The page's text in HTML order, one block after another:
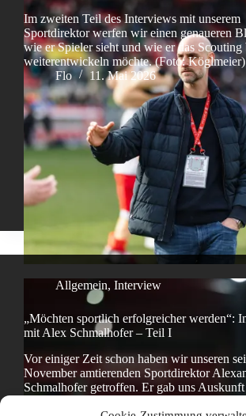
Im zweiten Teil des Interviews mit unserem
Sportdirektor werfen wir einen genaueren
wie er Spieler sieht und wie er das Scouting
weiterentwickeln möchte. (Foto: Köglmeier)
Flo
11. Mai 2026
Allgemein, Interview
„Möchten sportlich erfolgreicher werden“:
mit Alex Schmalhofer – Teil I
Vor einiger Zeit schon haben wir unseren
November amtierenden Sportdirektor
Schmalhofer getroffen. Er gab uns Auskunft